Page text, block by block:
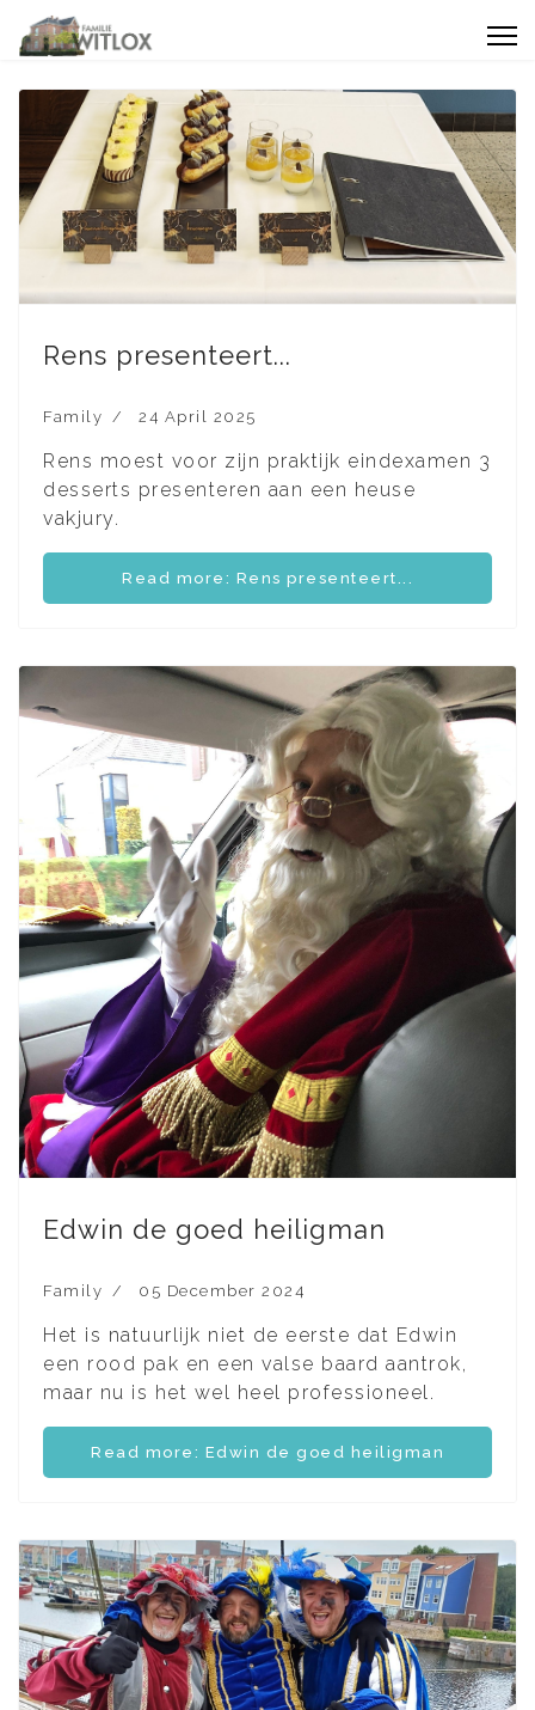
Rens presenteert...
Family 24 April 2025
Rens moest voor zijn praktijk eindexamen 3
desserts presenteren aan een heuse
vakjury.
Read more: Rens presenteert...
Edwin de goed heiligman
Family 05 December 2024
Het is natuurlijk niet de eerste dat Edwin
een rood pak en een valse baard aantrok,
maar nu is het wel heel professioneel.
Read more: Edwin de goed heiligman